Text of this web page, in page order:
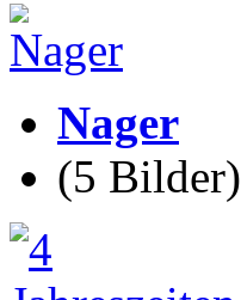
Nager
(5 Bilder)